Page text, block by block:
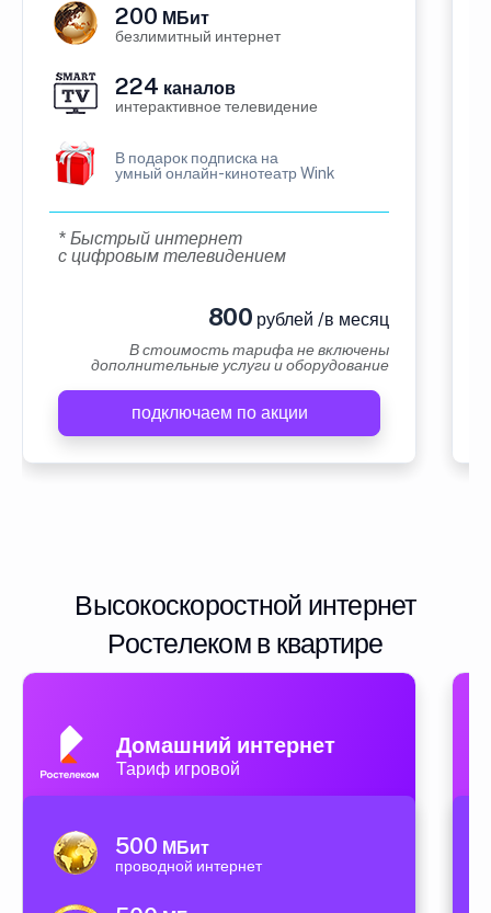
200 МБит
безлимитный интернет
224 каналов
интерактивное телевидение
В подарок подписка на
умный онлайн-кинотеатр Wink
* Быстрый интернет
с цифровым телевидением
800 рублей /в месяц
В стоимость тарифа не включены
дополнительные услуги и оборудование
подключаем по акции
Высокоскоростной интернет
Ростелеком в квартире
Домашний интернет
Тариф игровой
500 МБит
проводной интернет